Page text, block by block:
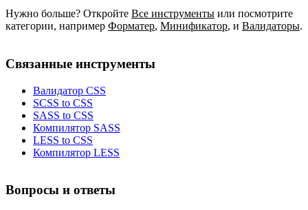
Нужно больше? Откройте Все инструменты или посмотрите
категории, например Форматер, Минификатор, и Валидаторы.
Связанные инструменты
Валидатор CSS
SCSS to CSS
SASS to CSS
Компилятор SASS
LESS to CSS
Компилятор LESS
Вопросы и ответы